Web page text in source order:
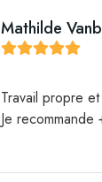
Mathilde
Travail propre
Je recommande